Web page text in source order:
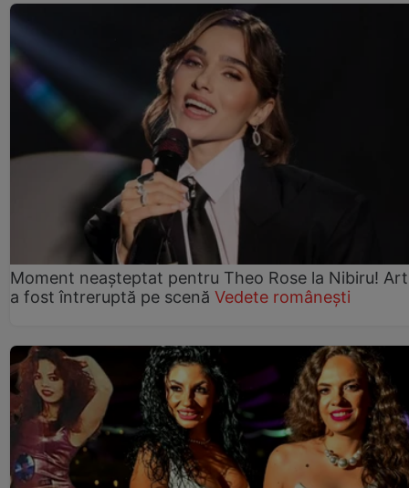
Moment neașteptat pentru Theo Rose la Nibiru!
a fost întreruptă pe scenă Vedete românești